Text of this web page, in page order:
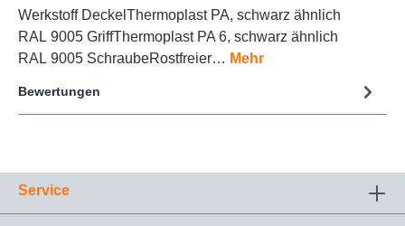
Werkstoff DeckelThermoplast PA, schwarz ähnlich
RAL 9005 GriffThermoplast PA 6, schwarz ähnlich
RAL 9005 SchraubeRostfreier… Mehr
Bewertungen
Service